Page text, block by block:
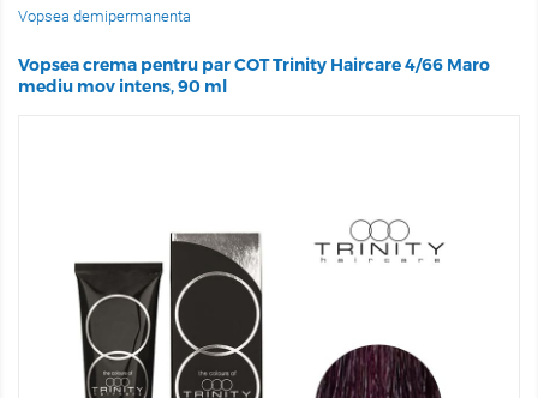
Vopsea demipermanenta
Vopsea crema pentru par COT Trinity Haircare 4/66 Maro
mediu mov intens, 90 ml